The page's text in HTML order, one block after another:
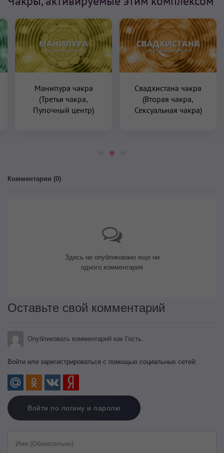
Манипура чакра
(Третья чакра,
Пупочный центр)
Свадхистана чакра
(Вторая чакра,
Сексуальная чакра)
Комментарии (0)
Здесь не опубликовано еще ни
одного комментария
Оставьте свой комментарий
Опубликовать комментарий как Гость.
Войти или зарегистрироваться с помощью социальных сетей:
Войти по логину и паролю
Имя (Обязательно)